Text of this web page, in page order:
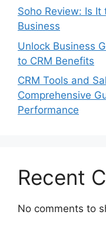
Soho Review: Is
Business
Unlock Business
to CRM Benefits
CRM Tools and
Comprehensive
Performance
Recent
No comments to